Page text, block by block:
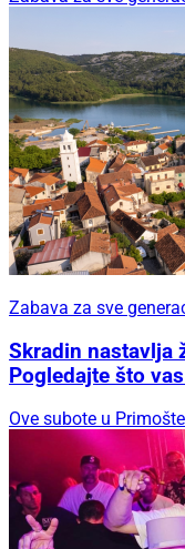
Zabava za sve
Skradin nastavlja
Pogledajte što
Ove subote u